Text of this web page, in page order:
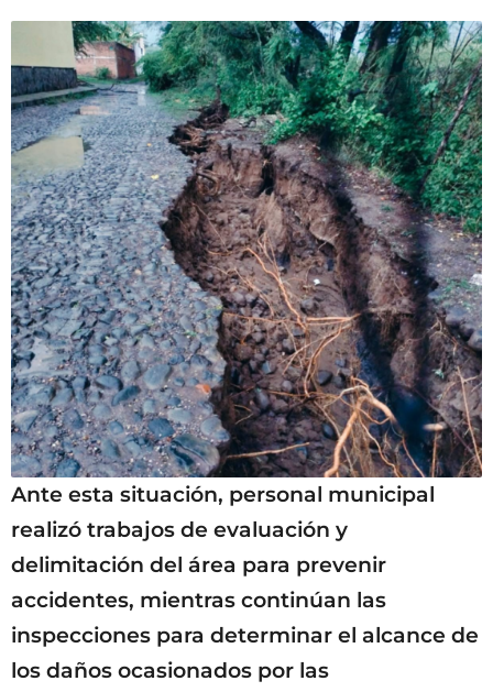
Ante esta situación, personal municipal
realizó trabajos de evaluación y
delimitación del área para prevenir
accidentes, mientras continúan las
inspecciones para determinar el alcance de
los daños ocasionados por las